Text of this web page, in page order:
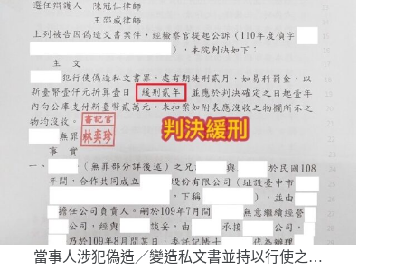
當事人涉犯偽造／變造私文書並持以行使之…